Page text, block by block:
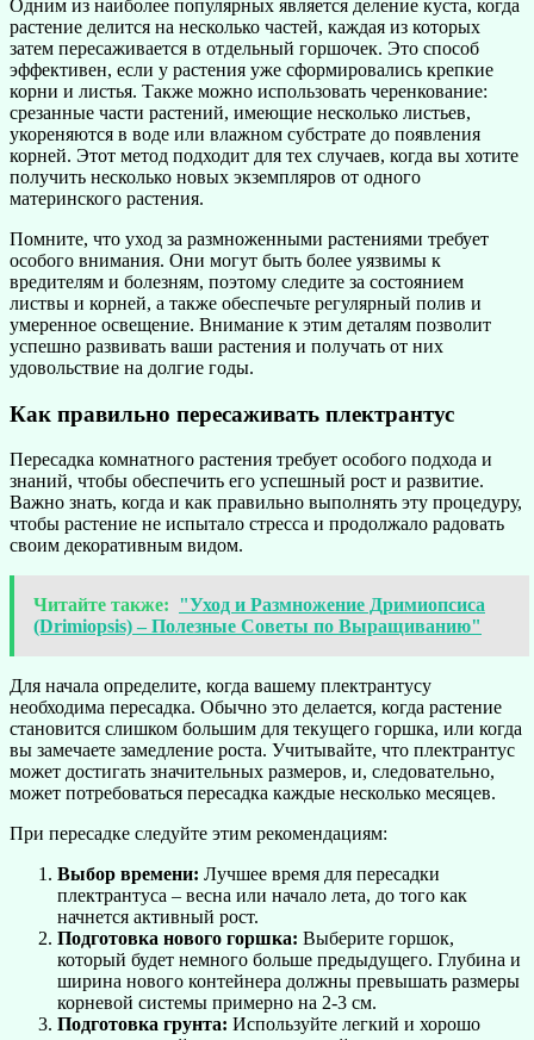
Одним из наиболее популярных является деление куста, когда
растение делится на несколько частей, каждая из которых
затем пересаживается в отдельный горшочек. Это способ
эффективен, если у растения уже сформировались крепкие
корни и листья. Также можно использовать черенкование:
срезанные части растений, имеющие несколько листьев,
укореняются в воде или влажном субстрате до появления
корней. Этот метод подходит для тех случаев, когда вы хотите
получить несколько новых экземпляров от одного
материнского растения.
Помните, что уход за размноженными растениями требует
особого внимания. Они могут быть более уязвимы к
вредителям и болезням, поэтому следите за состоянием
листвы и корней, а также обеспечьте регулярный полив и
умеренное освещение. Внимание к этим деталям позволит
успешно развивать ваши растения и получать от них
удовольствие на долгие годы.
Как правильно пересаживать плектрантус
Пересадка комнатного растения требует особого подхода и
знаний, чтобы обеспечить его успешный рост и развитие.
Важно знать, когда и как правильно выполнять эту процедуру,
чтобы растение не испытало стресса и продолжало радовать
своим декоративным видом.
Читайте также: "Уход и Размножение Дримиопсиса
(Drimiopsis) – Полезные Советы по Выращиванию"
Для начала определите, когда вашему плектрантусу
необходима пересадка. Обычно это делается, когда растение
становится слишком большим для текущего горшка, или когда
вы замечаете замедление роста. Учитывайте, что плектрантус
может достигать значительных размеров, и, следовательно,
может потребоваться пересадка каждые несколько месяцев.
При пересадке следуйте этим рекомендациям:
Выбор времени: Лучшее время для пересадки
плектрантуса – весна или начало лета, до того как
начнется активный рост.
Подготовка нового горшка: Выберите горшок,
который будет немного больше предыдущего. Глубина и
ширина нового контейнера должны превышать размеры
корневой системы примерно на 2-3 см.
Подготовка грунта: Используйте легкий и хорошо